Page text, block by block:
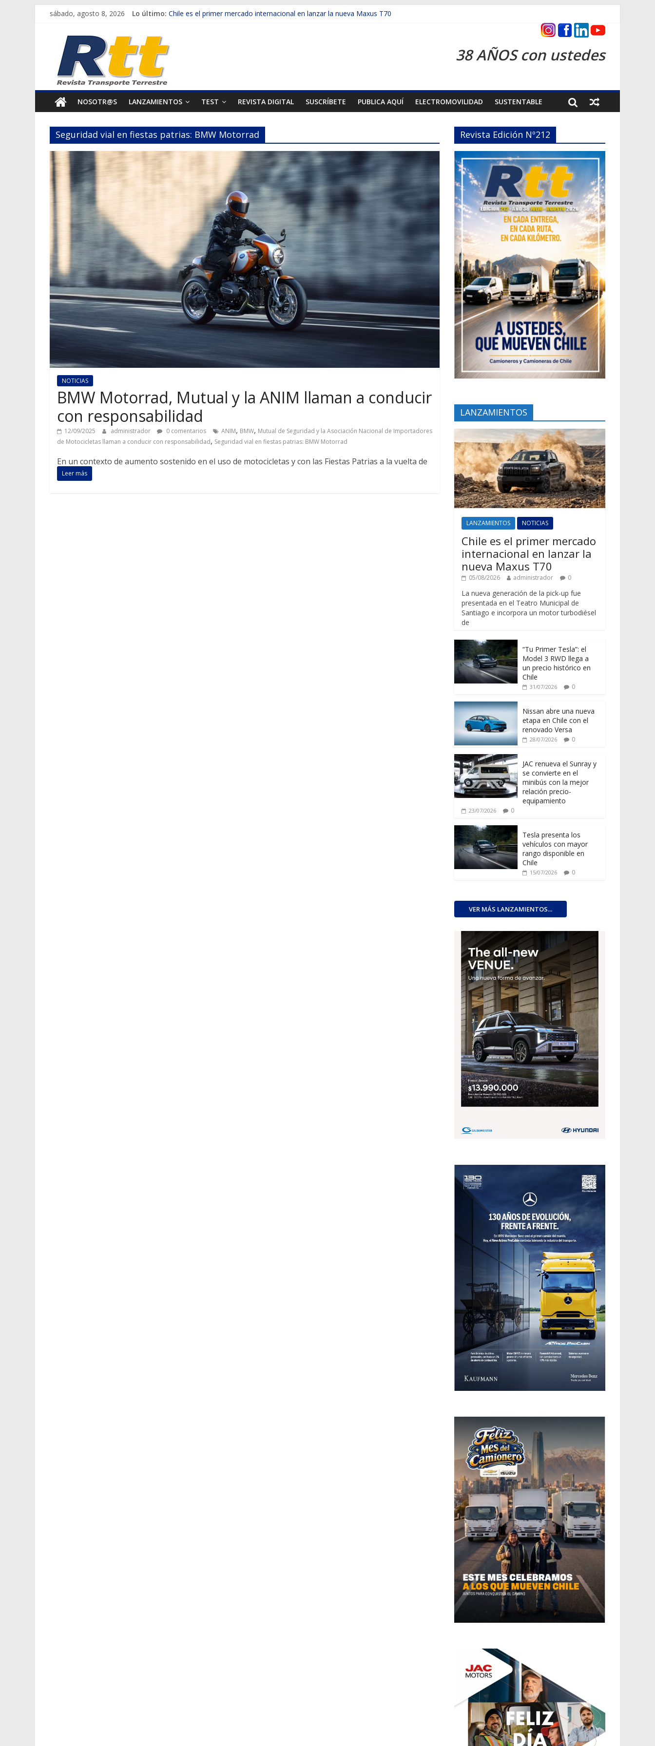
Saltarsábado, agosto 8, 2026 Lo último: SINOTRUK Pick-ups presentó la recién estrenada Bolden en la Expo Compras Públicas 2026
Salfa suma vehículos electrificados de Chevrolet en el Biobío
Samex amplía su red con nuevas sucursales en Rancagua y Copiapó
Rtt
Revista
Transporte
Terrestre
Autos,
camiones,
motos,
información
del
mundo
del
transporte
38 AÑOS con ustedes
NOSOTR@S LANZAMIENTOS TEST REVISTA DIGITAL SUSCRÍBETE PUBLICA AQUÍ ELECTROMOVILIDAD SUSTENTABLE
Seguridad vial en fiestas patrias: BMW Motorrad
NOTICIAS
BMW Motorrad, Mutual y la ANIM llaman a conducir
con responsabilidad
12/09/2025 administrador 0 comentarios ANIM, BMW, Mutual de Seguridad y la Asociación Nacional de Importadores
de Motocicletas llaman a conducir con responsabilidad, Seguridad vial en fiestas patrias: BMW Motorrad
En un contexto de aumento sostenido en el uso de motocicletas y con las Fiestas Patrias a la vuelta de
Leer más
Revista Edición Nº212
LANZAMIENTOS
LANZAMIENTOS NOTICIAS
Chile es el primer mercado
internacional en lanzar la
nueva Maxus T70
05/08/2026 administrador 0
La nueva generación de la pick-up fue
presentada en el Teatro Municipal de
Santiago e incorpora un motor turbodiésel
de
“Tu Primer Tesla”: el
Model 3 RWD llega a
un precio histórico en
Chile
31/07/2026 0
Nissan abre una nueva
etapa en Chile con el
renovado Versa
28/07/2026 0
JAC renueva el Sunray y
se convierte en el
minibús con la mejor
relación precio-
equipamiento
23/07/2026 0
Tesla presenta los
vehículos con mayor
rango disponible en
Chile
15/07/2026 0
VER MÁS LANZAMIENTOS...